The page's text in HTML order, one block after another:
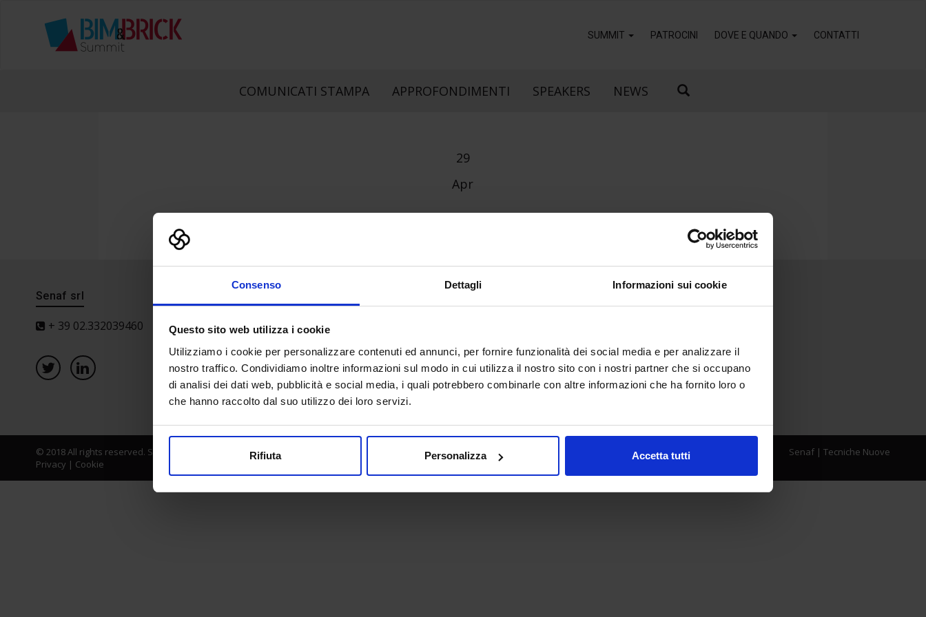
Consenso Dettagli Informazioni sui cookie
Questo sito web utilizza i cookie
Utilizziamo i cookie per personalizzare contenuti ed annunci, per fornire funzionalità dei social media e per analizzare il
nostro traffico. Condividiamo inoltre informazioni sul modo in cui utilizza il nostro sito con i nostri partner che si occupano
di analisi dei dati web, pubblicità e social media, i quali potrebbero combinarle con altre informazioni che ha fornito loro o
che hanno raccolto dal suo utilizzo dei loro servizi.
Rifiuta Personalizza Accetta tutti
SUMMIT PATROCINI DOVE E QUANDO CONTATTI
COMUNICATI STAMPA APPROFONDIMENTI SPEAKERS NEWS
29
Apr
Senaf srl
+ 39 02.332039460
© 2018 All rights reserved. Senaf srl - Gruppo Tecniche Nuove Spa - P.IVA 06382730155 - C.F. 02213830371
Privacy | Cookie
Senaf| Tecniche Nuove